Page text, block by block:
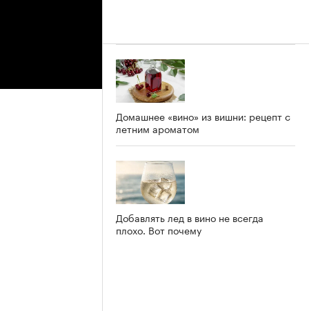
Домашнее «вино» из вишни: рецепт с
летним ароматом
Добавлять лед в вино не всегда
плохо. Вот почему